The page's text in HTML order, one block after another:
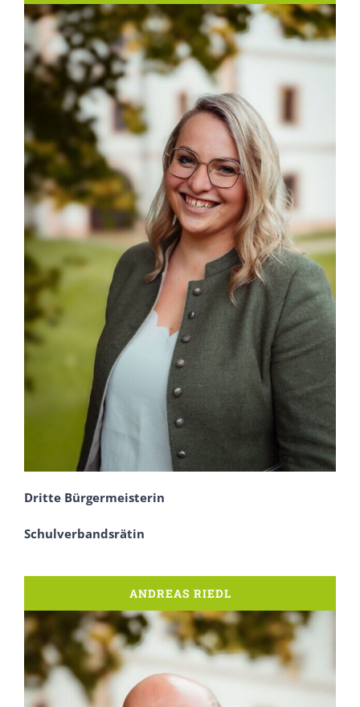
Dritte Bürgermeisterin
Schulverbandsrätin
ANDREAS RIEDL